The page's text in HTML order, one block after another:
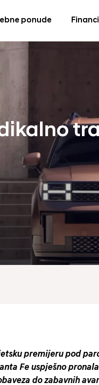
ponude
premijeru pod
Fe uspješno
do zabavnih